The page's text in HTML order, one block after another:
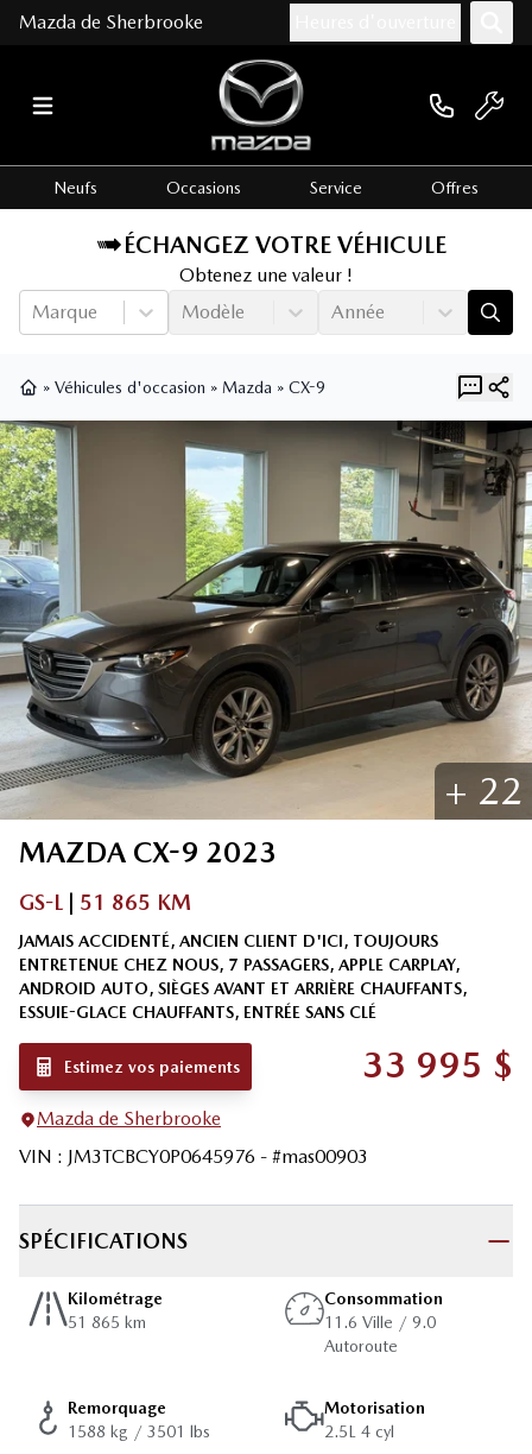
Mazda de Sherbrooke
Neufs Occasions Service Offres
ÉCHANGEZ VOTRE VÉHICULE
Obtenez une valeur !
Marque
Modèle Année
» Véhicules d'occasion » Mazda » CX-9
+ 22
MAZDA CX-9 2023
GS-L 51 865 KM
JAMAIS ACCIDENTÉ, ANCIEN CLIENT D'ICI, TOUJOURS
ENTRETENUE CHEZ NOUS, 7 PASSAGERS, APPLE CARPLAY,
ANDROID AUTO, SIÈGES AVANT ET ARRIÈRE CHAUFFANTS,
ESSUIE-GLACE CHAUFFANTS, ENTRÉE SANS CLÉ
33 995 $
Estimez vos paiements
Mazda de Sherbrooke
VIN : JM3TCBCY0P0645976 - #mas00903
SPÉCIFICATIONS
Kilométrage
51 865 km
Consommation
11.6 Ville / 9.0
Autoroute
Remorquage
1588 kg / 3501 lbs
Motorisation
2.5L 4 cyl